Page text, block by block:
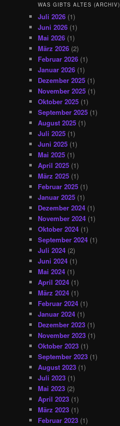
WAS GIBTS ALTES (ARCHIV)
Juli 2026 (1)
Juni 2026 (1)
Mai 2026 (1)
März 2026 (2)
Februar 2026 (1)
Januar 2026 (1)
Dezember 2025 (1)
November 2025 (1)
Oktober 2025 (1)
September 2025 (1)
August 2025 (1)
Juli 2025 (1)
Juni 2025 (1)
Mai 2025 (1)
April 2025 (1)
März 2025 (1)
Februar 2025 (1)
Januar 2025 (1)
Dezember 2024 (1)
November 2024 (1)
Oktober 2024 (1)
September 2024 (1)
Juli 2024 (2)
Juni 2024 (1)
Mai 2024 (1)
April 2024 (1)
März 2024 (1)
Februar 2024 (1)
Januar 2024 (1)
Dezember 2023 (1)
November 2023 (1)
Oktober 2023 (1)
September 2023 (1)
August 2023 (1)
Juli 2023 (1)
Mai 2023 (2)
April 2023 (1)
März 2023 (1)
Februar 2023 (1)